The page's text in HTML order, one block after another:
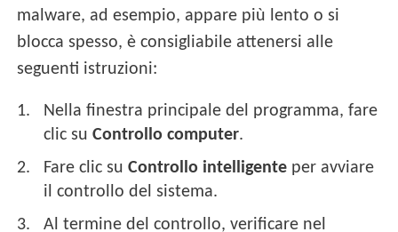
malware, ad esempio, appare più lento o si
blocca spesso, è consigliabile attenersi alle
seguenti istruzioni:
Nella finestra principale del programma, fare
clic suControllo computer.
Fare clic suControllo intelligente per avviare
il controllo del sistema.
Al termine del controllo, verificare nel